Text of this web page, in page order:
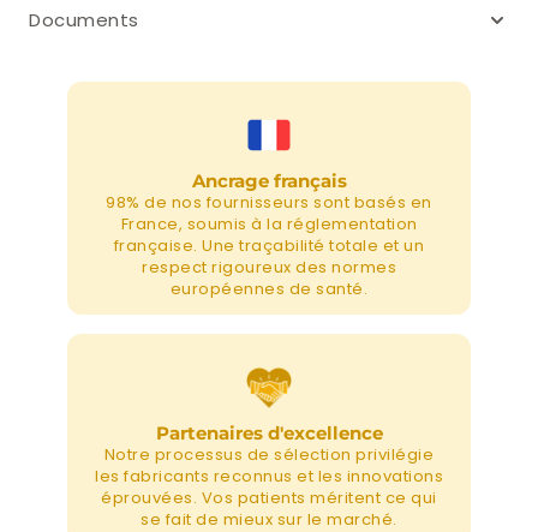
Documents
Ancrage français
98% de nos fournisseurs sont basés en
France, soumis à la réglementation
française. Une traçabilité totale et un
respect rigoureux des normes
européennes de santé.
Partenaires d'excellence
Notre processus de sélection privilégie
les fabricants reconnus et les innovations
éprouvées. Vos patients méritent ce qui
se fait de mieux sur le marché.